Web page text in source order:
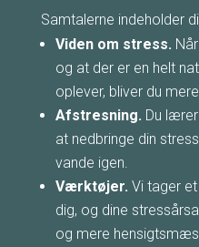
Samtalerne indeholder
Viden om stress.
og at der er en helt
oplever, bliver du mere
Afstresning. Du
at nedbringe din
vande igen.
Værktøjer. Vi tager
dig, og dine
og mere